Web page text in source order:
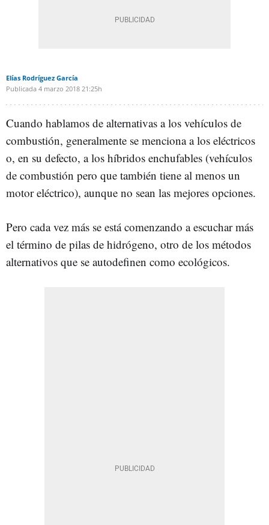
Elías Rodríguez García
Publicada 4 marzo 2018 21:25h
Cuando hablamos de alternativas a los vehículos de
combustión, generalmente se menciona a los eléctricos
o, en su defecto, a los híbridos enchufables (vehículos
de combustión pero que también tiene al menos un
motor eléctrico), aunque no sean las mejores opciones.
Pero cada vez más se está comenzando a escuchar más
el término de pilas de hidrógeno, otro de los métodos
alternativos que se autodefinen como ecológicos.